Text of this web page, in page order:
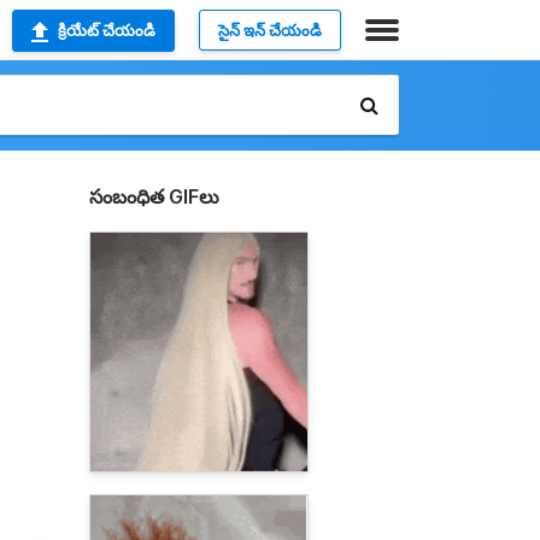
క్రియేట్ చేయండి సైన్ ఇన్ చేయండి
సంబంధిత GIFలు